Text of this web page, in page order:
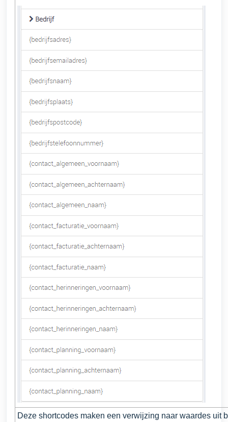
Deze shortcodes maken een verwijzing naar waardes uit